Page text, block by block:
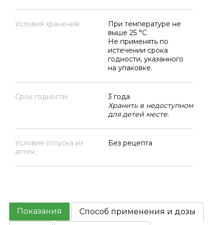
Условия хранения:
При температуре не
выше 25 °C
Не применять по
истечении срока
годности, указанного
на упаковке.
Срок годности:
3 года
Хранить в недоступном
для детей месте.
Условия отпуска из
аптек:
Без рецепта
Показания
Способ применения и дозы